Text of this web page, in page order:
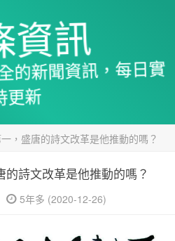
資訊
的新聞資訊，每日實
更新
，盛唐的詩文改革是他推動的嗎？
詩文改革是他推動的嗎？
5年多 (2020-12-26)